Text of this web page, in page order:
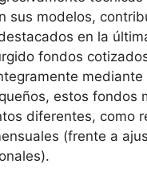
sus modelos,
en la
fondos
mediante
estos fondos
diferentes, como
(frente a